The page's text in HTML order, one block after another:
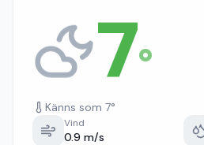
7°
Känns som 7°
Vind
0.9 m/s